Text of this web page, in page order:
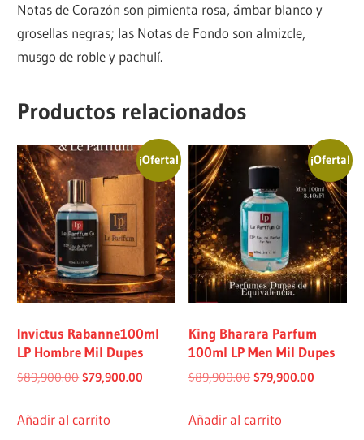
Notas de Corazón son pimienta rosa, ámbar blanco y
grosellas negras; las Notas de Fondo son almizcle,
musgo de roble y pachulí.
Productos relacionados
¡Oferta!
Invictus Rabanne100ml
LP Hombre Mil Dupes
$89,900.00 $79,900.00
Añadir al carrito
¡Oferta!
King Bharara Parfum
100ml LP Men Mil Dupes
$89,900.00 $79,900.00
Añadir al carrito